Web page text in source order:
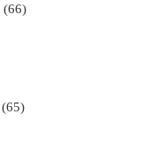
(66)
(65)